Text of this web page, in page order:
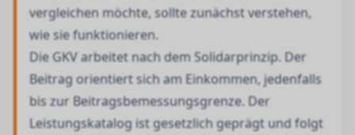
vergleichen möchte, sollte zunächst verstehen,
wie sie funktionieren.
Die GKV arbeitet nach dem Solidarprinzip. Der
Beitrag orientiert sich am Einkommen, jedenfalls
bis zur Beitragsbemessungsgrenze. Der
Leistungskatalog ist gesetzlich geprägt und folgt